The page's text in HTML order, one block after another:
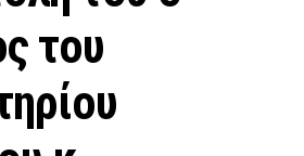
του